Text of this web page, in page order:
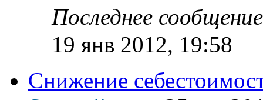
Последнее
19 янв 2012, 19:58
Снижение